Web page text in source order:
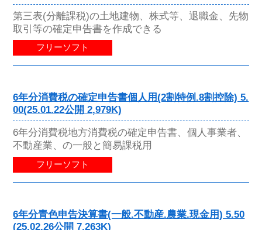
第三表(分離課税)の土地建物、株式等、退職金、先物
取引等の確定申告書を作成できる
フリーソフト
6年分消費税の確定申告書個人用(2割特例.8割控除) 5.
00(25.01.22公開 2,979K)
6年分消費税地方消費税の確定申告書、個人事業者、
不動産業、の一般と簡易課税用
フリーソフト
6年分青色申告決算書(一般.不動産.農業.現金用) 5.50
(25.02.26公開 7,263K)